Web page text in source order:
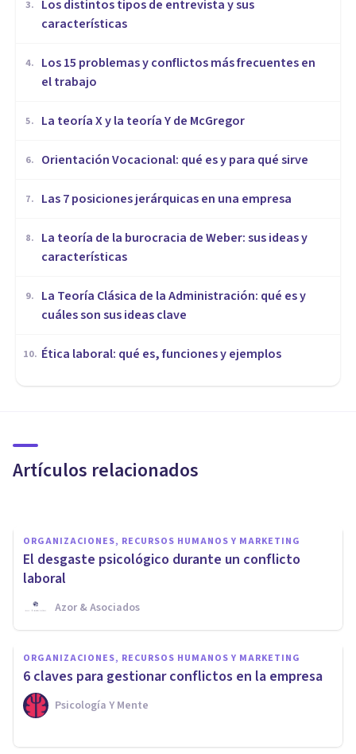
3.
​Los distintos tipos de entrevista y sus
características
4.
​Los 15 problemas y conflictos más frecuentes en
el trabajo
5. La teoría X y la teoría Y de McGregor
6. Orientación Vocacional: qué es y para qué sirve
7. Las 7 posiciones jerárquicas en una empresa
8.
La teoría de la burocracia de Weber: sus ideas y
características
9.
La Teoría Clásica de la Administración: qué es y
cuáles son sus ideas clave
10. Ética laboral: qué es, funciones y ejemplos
Artículos relacionados
trabajo: 9 consejos prácticos
ORGANIZACIONES, RECURSOS HUMANOS Y MARKETING
El desgaste psicológico durante un conflicto
laboral
Azor & Asociados
ORGANIZACIONES, RECURSOS HUMANOS Y MARKETING
6 claves para gestionar conflictos en la empresa
Psicología Y Mente
10 claves para detectar y
retener talento en tu empresa